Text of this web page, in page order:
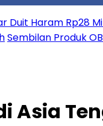
Duit Haram Rp28
Sembilan Produk
Asia